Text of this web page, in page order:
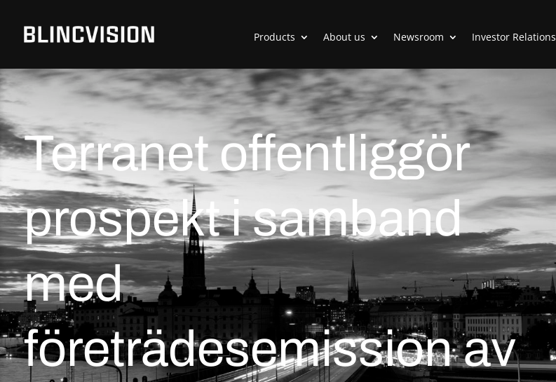
Products About us Newsroom Investor Relations
Terranet offentliggör
prospekt i samband
med
företrädesemission av